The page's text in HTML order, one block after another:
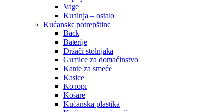
Vage
Kuhinja – ostalo
Kućanske potrepštine
Back
Baterije
Držači stolnjaka
Gumice za domaćinstvo
Kante za smeće
Kasice
Konopi
Košare
Kućanska plastika